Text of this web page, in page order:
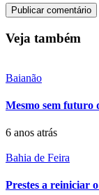
Veja também
Baianão
Mesmo sem futuro
6 anos atrás
Bahia de Feira
Prestes a reiniciar